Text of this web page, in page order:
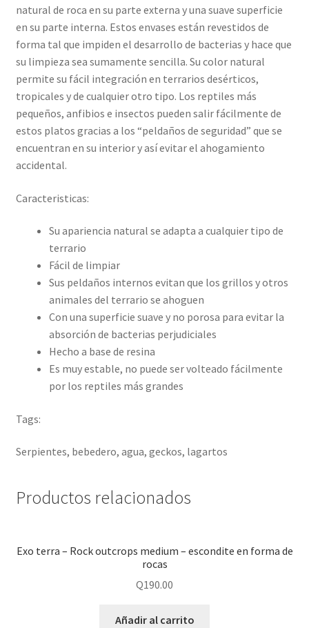
natural de roca en su parte externa y una suave superficie
en su parte interna. Estos envases están revestidos de
forma tal que impiden el desarrollo de bacterias y hace que
su limpieza sea sumamente sencilla. Su color natural
permite su fácil integración en terrarios desérticos,
tropicales y de cualquier otro tipo. Los reptiles más
pequeños, anfibios e insectos pueden salir fácilmente de
estos platos gracias a los “peldaños de seguridad” que se
encuentran en su interior y así evitar el ahogamiento
accidental.
Caracteristicas:
Su apariencia natural se adapta a cualquier tipo de
terrario
Fácil de limpiar
Sus peldaños internos evitan que los grillos y otros
animales del terrario se ahoguen
Con una superficie suave y no porosa para evitar la
absorción de bacterias perjudiciales
Hecho a base de resina
Es muy estable, no puede ser volteado fácilmente
por los reptiles más grandes
Tags:
Serpientes, bebedero, agua, geckos, lagartos
Productos relacionados
Exo terra – Rock outcrops medium – escondite en forma de
rocas
Q190.00
Añadir al carrito